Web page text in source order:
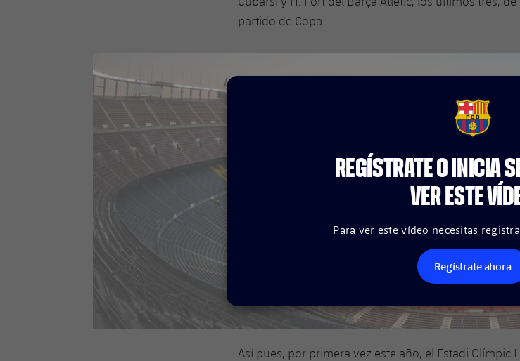
partido de Copa.
FCB
REGÍSTRATE O INICIA
VER ESTE
Para ver este vídeo necesitas
Regístrate ahora
Así pues, por primera vez este año, el Estadi Olímpic